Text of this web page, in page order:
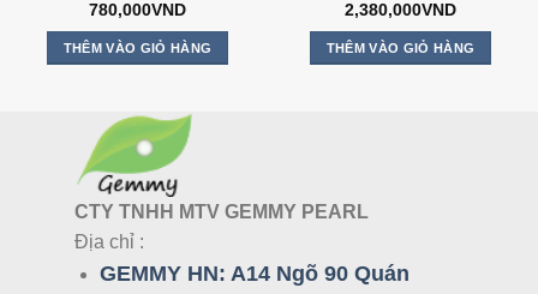
780,000VND
THÊM VÀO GIỎ HÀNG
2,380,000VND
THÊM VÀO GIỎ HÀNG
CTY TNHH MTV GEMMY PEARL
Địa chỉ :
GEMMY HN: A14 Ngõ 90 Quán